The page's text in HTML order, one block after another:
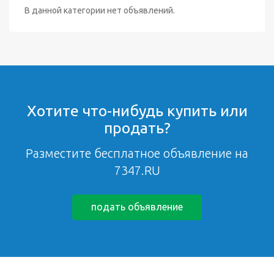
В данной категории нет объявлений.
Хотите что-нибудь купить или
продать?
Разместите бесплатное объявление на
7347.RU
подать объявление